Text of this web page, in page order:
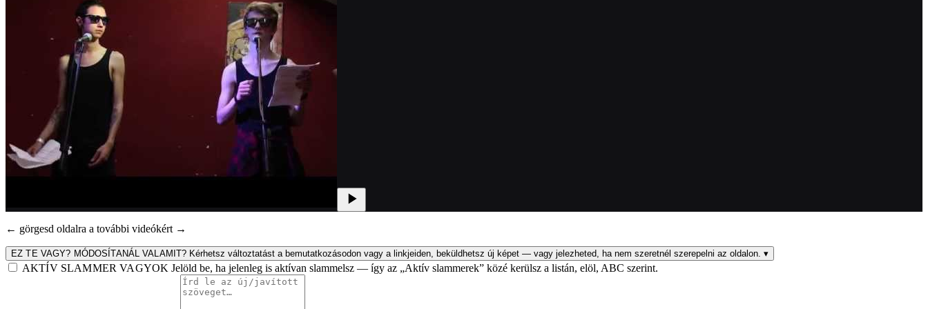
← görgesd oldalra a további videókért →
EZ TE VAGY? MÓDOSÍTANÁL VALAMIT? Kérhetsz változtatást a bemutatkozásodon vagy a linkjeiden, beküldhetsz új képet — vagy jelezheted, ha nem szeretnél szerepelni az oldalon. ▾
AKTÍV SLAMMER VAGYOK Jelöld be, ha jelenleg is aktívan slammelsz — így az „Aktív slammerek” közé kerülsz a listán, elöl, ABC szerint.